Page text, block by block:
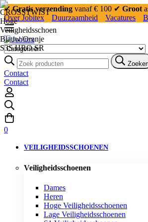
✔Gratis verzending vanaf € 100 ✔ Groot
Over Jobitex
Duurzaamheid Vacatures
Zoeken:
Contact
Contact
0
VEILIGHEIDSSCHOENEN
Veiligheidsschoenen
Dames
Heren
Hoge Veiligheidsschoenen
Lage Veiligheidsschoenen